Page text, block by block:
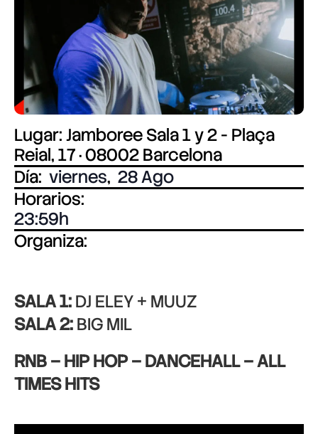
Lugar: Jamboree Sala 1 y 2 - Plaça
Reial, 17 · 08002 Barcelona
Día: viernes, 28 Ago
Horarios:
23:59
Organiza:
SALA 1:DJ ELEY + MUUZ
SALA 2:BIG MIL
RNB – HIP HOP – DANCEHALL – ALL
TIMES HITS